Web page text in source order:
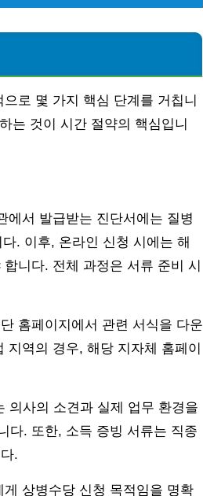
로 몇 가지 핵심 단계를 거칩니
는 것이 시간 절약의 핵심입니
에서 발급받는 진단서에는 질병
. 이후, 온라인 신청 시에는 해
니다. 전체 과정은 서류 준비 시
홈페이지에서 관련 서식을 다운
지역의 경우, 해당 지자체 홈페이
의사의 소견과 실제 업무 환경을
다. 또한, 소득 증빙 서류는 직종
.
상병수당 신청 목적임을 명확